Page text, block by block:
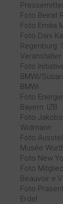
Foto Beirat
Foto Emilia
Foto Dani
Regenburg:
Veranstalter
Foto
BMWi/
BMWi
Foto
Bayern: IZB
Foto
Widmann
Foto
Musée
Foto New
Foto
Beauvoir
Foto
Erdel